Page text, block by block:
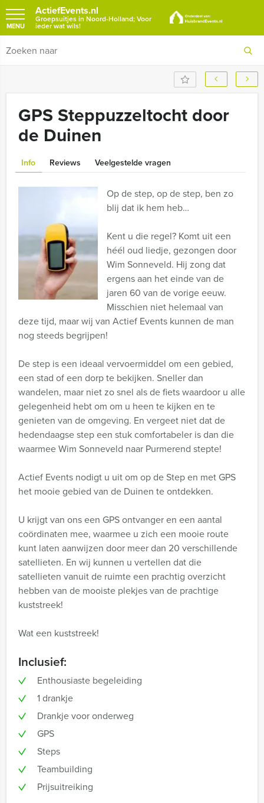
ActiefEvents.nl
Groepsuitjes in Noord-Holland; Voor
ieder wat wils!
MENU
GPS Steppuzzeltocht door
de Duinen
Info Reviews Veelgestelde vragen
Op de step, op de step, ben zo
blij dat ik hem heb…
Kent u die regel? Komt uit een
héél oud liedje, gezongen door
Wim Sonneveld. Hij zong dat
ergens aan het einde van de
jaren 60 van de vorige eeuw.
Misschien niet helemaal van
deze tijd, maar wij van Actief Events kunnen de man
nog steeds begrijpen!
De step is een ideaal vervoermiddel om een gebied,
een stad of een dorp te bekijken. Sneller dan
wandelen, maar niet zo snel als de fiets waardoor u alle
gelegenheid hebt om om u heen te kijken en te
genieten van de omgeving. En vergeet niet dat de
hedendaagse step een stuk comfortabeler is dan die
waarmee Wim Sonneveld naar Purmerend stepte!
Actief Events nodigt u uit om op de Step en met GPS
het mooie gebied van de Duinen te ontdekken.
U krijgt van ons een GPS ontvanger en een aantal
coördinaten mee, waarmee u zich een mooie route
kunt laten aanwijzen door meer dan 20 verschillende
satellieten. En wij kunnen u vertellen dat die
satellieten vanuit de ruimte een prachtig overzicht
hebben van de mooiste plekjes van de prachtige
kuststreek!
Wat een kuststreek!
Inclusief:
Enthousiaste begeleiding
1 drankje
Drankje voor onderweg
GPS
Steps
Teambuilding
Prijsuitreiking